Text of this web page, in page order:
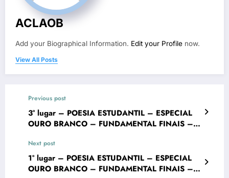
ACLAOB
Add your Biographical Information. Edit your Profile now.
View All Posts
Previous post
3° lugar – POESIA ESTUDANTIL – ESPECIAL
OURO BRANCO – FUNDAMENTAL FINAIS –
Concurso Literário “Cidade de Ouro Branco”
Next post
1° lugar – POESIA ESTUDANTIL – ESPECIAL
OURO BRANCO – FUNDAMENTAL FINAIS –